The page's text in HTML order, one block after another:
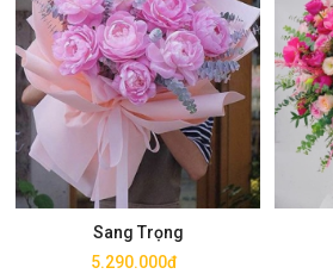
Sang Trọng
5.290.000đ
Mua ngay